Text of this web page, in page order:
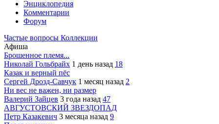
Энциклопедия
Комментарии
Форум
Частые вопросы Коллекции
Афиша
Брошенное племя...
Николай Гольбрайх 1 день назад 18
Казак и верный пёс
Сергей Дрозд-Савчук 1 месяц назад 2
Ни вес не важен, ни размер
Валерий Зайцев 3 года назад 47
АВГУСТОВСКИЙ ЗВЕЗДОПАД
Петр Казакевич 3 месяца назад 9